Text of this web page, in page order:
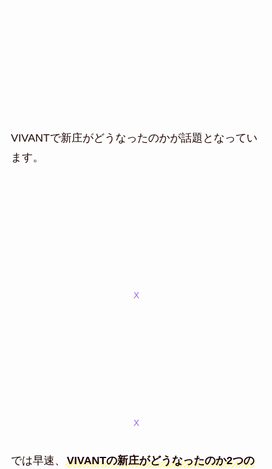
VIVANTで新庄がどうなったのかが話題となってい
ます。
X
X
では早速、 VIVANTの新庄がどうなったのか2つの